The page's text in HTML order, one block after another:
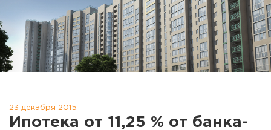
23 декабря 2015
Ипотека от 11,25 % от банка-